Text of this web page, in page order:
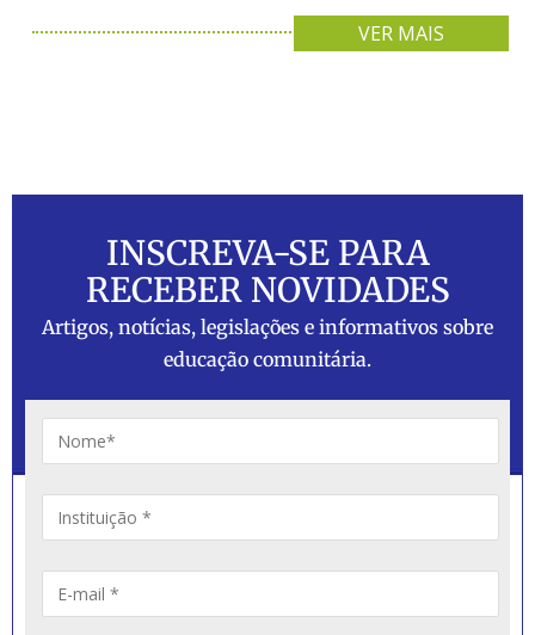
VER MAIS
INSCREVA-SE PARA
RECEBER NOVIDADES
Artigos, notícias, legislações e informativos sobre
educação comunitária.